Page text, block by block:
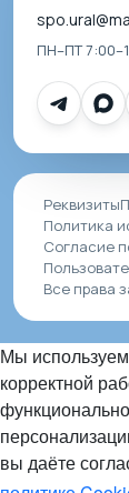
ПН–ПТ
Реквизиты
Политика
Согласие
Все права
Мы
корректной
вы даёте